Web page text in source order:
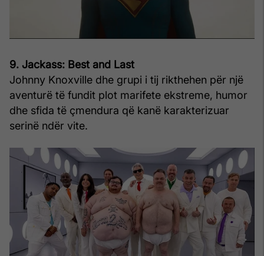
9. Jackass: Best and Last
Johnny Knoxville dhe grupi i tij rikthehen për një
aventurë të fundit plot marifete ekstreme, humor
dhe sfida të çmendura që kanë karakterizuar
serinë ndër vite.